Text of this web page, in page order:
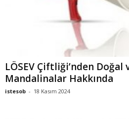
LÖSEV Çiftliği’nden Doğal
Mandalinalar Hakkında
istesob - 18 Kasım 2024